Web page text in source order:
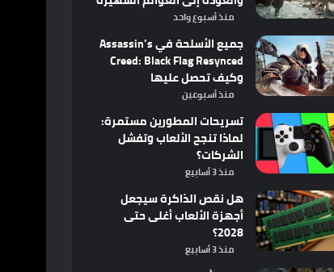
منذ أسبوع واحد
جميع الأسلحة في Assassin’s
Creed: Black Flag Resynced
وكيف تحصل عليها
منذ أسبوعين
تسريحات المطورين مستمرة:
لماذا تنجح الألعاب وتفشل
الشركات؟
منذ 3 أسابيع
هل نقص الذاكرة سيجعل
أجهزة الألعاب أغلى حتى
2028؟
منذ 3 أسابيع